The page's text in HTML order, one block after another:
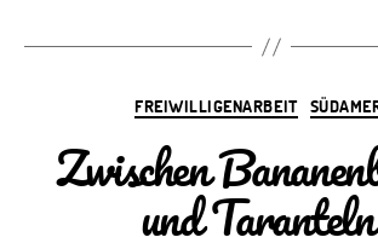
Kategorien
FREIWILLIGENARBEIT
Zwischen
und